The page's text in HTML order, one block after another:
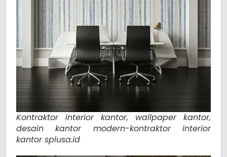
Kontraktor interior kantor, wallpaper kantor,
desain kantor modern-kontraktor interior
kantor splusa.id